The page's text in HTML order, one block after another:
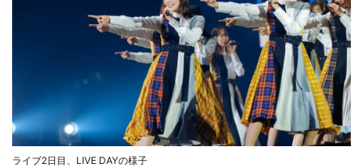
ライブ2日目、LIVE DAYの様子